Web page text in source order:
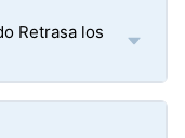
Retrasa los